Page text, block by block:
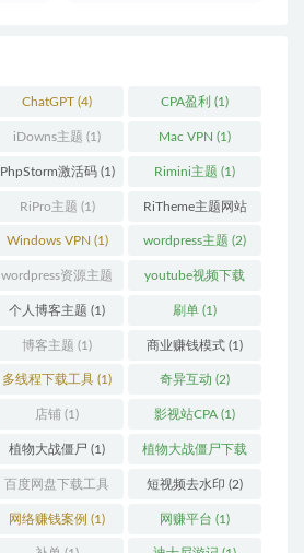
ChatGPT (4) CPA盈利 (1)
iDowns主题 (1) Mac VPN (1)
PhpStorm激活码(1) Rimini主题 (1)
RiPro主题 (1) RiTheme主题网站
(1)
Windows VPN (1) wordpress主题 (2)
wordpress资源主题
(1)
youtube视频下载
(1)
个人博客主题 (1) 刷单 (1)
博客主题 (1) 商业赚钱模式 (1)
多线程下载工具 (1) 奇异互动 (2)
店铺 (1) 影视站CPA (1)
植物大战僵尸 (1) 植物大战僵尸下载
(1)
百度网盘下载工具
(1)
短视频去水印 (2)
网络赚钱案例 (1) 网赚平台 (1)